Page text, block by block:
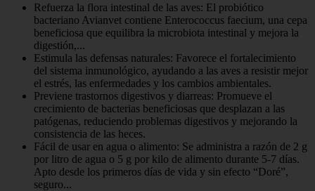
Refuerza la flora intestinal de las aves: El probiótico
bacteriano Avianvet contiene Enterococcus faecium, una cepa
beneficiosa que equilibra la microbiota intestinal y mejora la
digestión,...
Estimula las defensas naturales: Favorece el fortalecimiento
del sistema inmunológico, ayudando a las aves a resistir mejor
el estrés, las enfermedades y los cambios ambientales.
Previene trastornos digestivos y diarreas: Promueve el
crecimiento de bacterias beneficiosas que desplazan a las
patógenas, reduciendo problemas digestivos y mejorando la
consistencia de las heces.
Fácil de usar en agua o alimento: Se administra a razón de 2 g
por litro de agua o 5 g por kilo de alimento durante 5-7 días.
Apto desde los primeros días de vida y sin efecto “Doré”,
seguro...